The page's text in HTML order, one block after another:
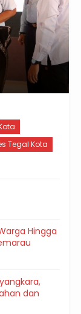
Tegal Kota
Hingga
dan